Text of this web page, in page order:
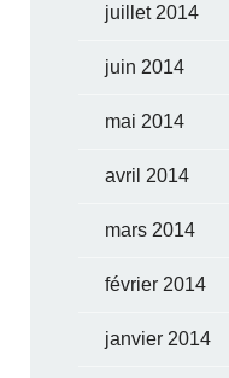
juillet 2014
juin 2014
mai 2014
avril 2014
mars 2014
février 2014
janvier 2014